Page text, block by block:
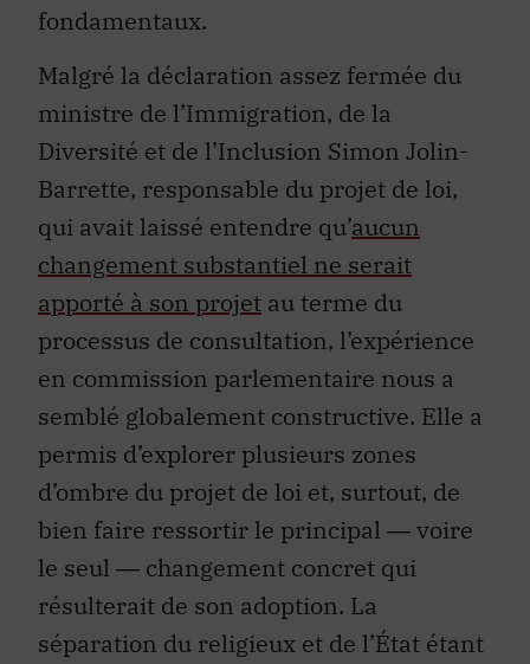
fondamentaux.
Malgré la déclaration assez fermée du
ministre de l’Immigration, de la
Diversité et de l’Inclusion Simon Jolin-
Barrette, responsable du projet de loi,
qui avait laissé entendre qu’aucun
changement substantiel ne serait
apporté à son projet au terme du
processus de consultation, l’expérience
en commission parlementaire nous a
semblé globalement constructive. Elle a
permis d’explorer plusieurs zones
d’ombre du projet de loi et, surtout, de
bien faire ressortir le principal ― voire
le seul ― changement concret qui
résulterait de son adoption. La
séparation du religieux et de l’État étant